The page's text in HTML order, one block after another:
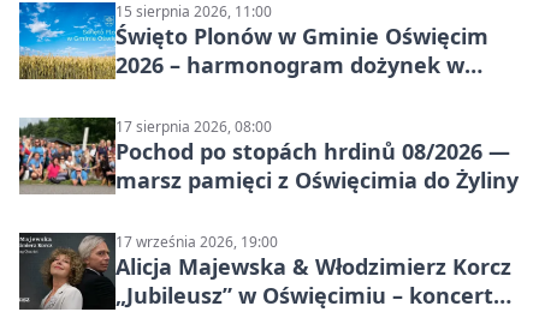
15 sierpnia 2026, 11:00
Święto Plonów w Gminie Oświęcim
2026 – harmonogram dożynek w
17 sierpnia 2026, 08:00
Pochod po stopách hrdinů 08/2026 —
marsz pamięci z Oświęcimia do Żyliny
17 września 2026, 19:00
Alicja Majewska & Włodzimierz Korcz
„Jubileusz” w Oświęcimiu – koncert